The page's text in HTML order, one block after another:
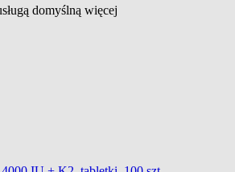
domyślną więcej